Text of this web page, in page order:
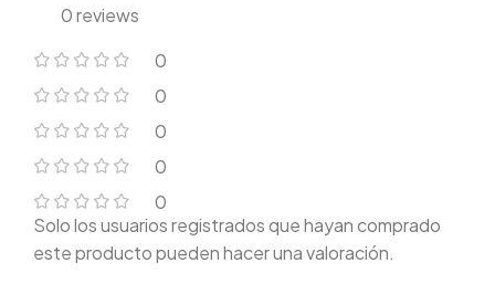
0 reviews
0
0
0
0
0
Solo los usuarios registrados que hayan comprado
este producto pueden hacer una valoración.